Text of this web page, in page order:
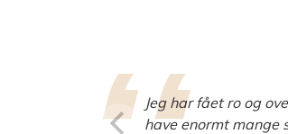
Jeg har fået ro og
have enormt mange